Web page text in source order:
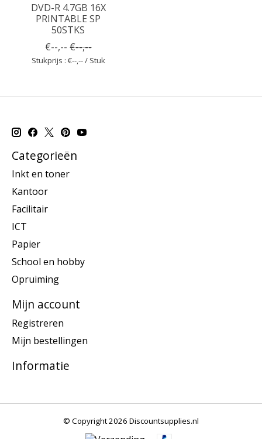
DVD-R 4.7GB 16X
PRINTABLE SP
50STKS
€--,-- €--,--
Stukprijs : €--,-- / Stuk
Categorieën
Inkt en toner
Kantoor
Facilitair
ICT
Papier
School en hobby
Opruiming
Mijn account
Registreren
Mijn bestellingen
Informatie
© Copyright 2026 Discountsupplies.nl